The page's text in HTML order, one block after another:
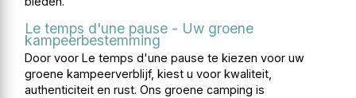
Le temps d'une pause - Uw groene
kampeerbestemming
Door voor Le temps d'une pause te kiezen voor uw
groene kampeerverblijf, kiest u voor kwaliteit,
authenticiteit en rust. Ons groene camping is